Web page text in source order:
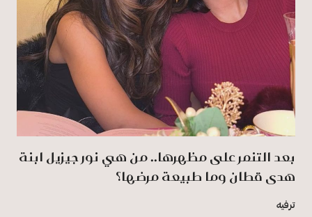
بعد التنمر على مظهرها.. من هي نور جيزيل ابنة
هدى قطان وما طبيعة مرضها؟
ترفيه